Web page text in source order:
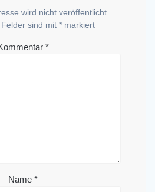
wird nicht veröffentlicht.
sind mit * markiert
*
Name *